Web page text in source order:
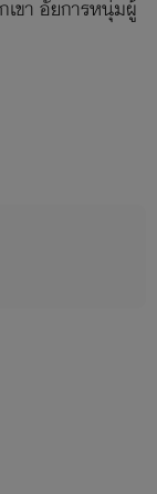
เขา อัยการหนุ่มผู้